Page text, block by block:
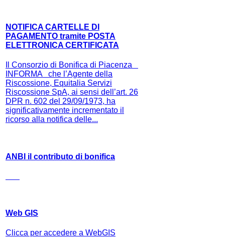
NOTIFICA CARTELLE DI
PAGAMENTO tramite POSTA
ELETTRONICA CERTIFICATA
Il Consorzio di Bonifica di Piacenza
INFORMA che l’Agente della
Riscossione, Equitalia Servizi
Riscossione SpA, ai sensi dell’art. 26
DPR n. 602 del 29/09/1973, ha
significativamente incrementato il
ricorso alla notifica delle...
ANBI il contributo di bonifica
Web GIS
Clicca per accedere a WebGIS